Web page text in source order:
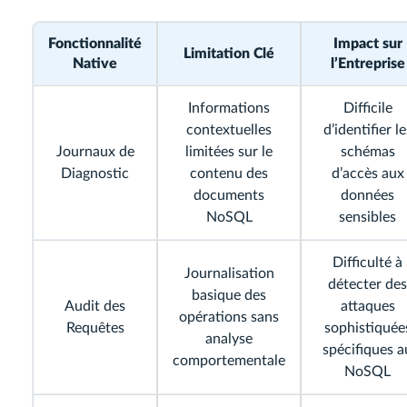
Fonctionnalité
Native
Limitation Clé
Impact sur
l’Entreprise
Journaux de
Diagnostic
Informations
contextuelles
limitées sur le
contenu des
documents
NoSQL
Difficile
d’identifier
schémas
d’accès aux
données
sensibles
Audit des
Requêtes
Journalisation
basique des
opérations sans
analyse
comportementale
Difficulté à
détecter des
attaques
spécifiques
NoSQL